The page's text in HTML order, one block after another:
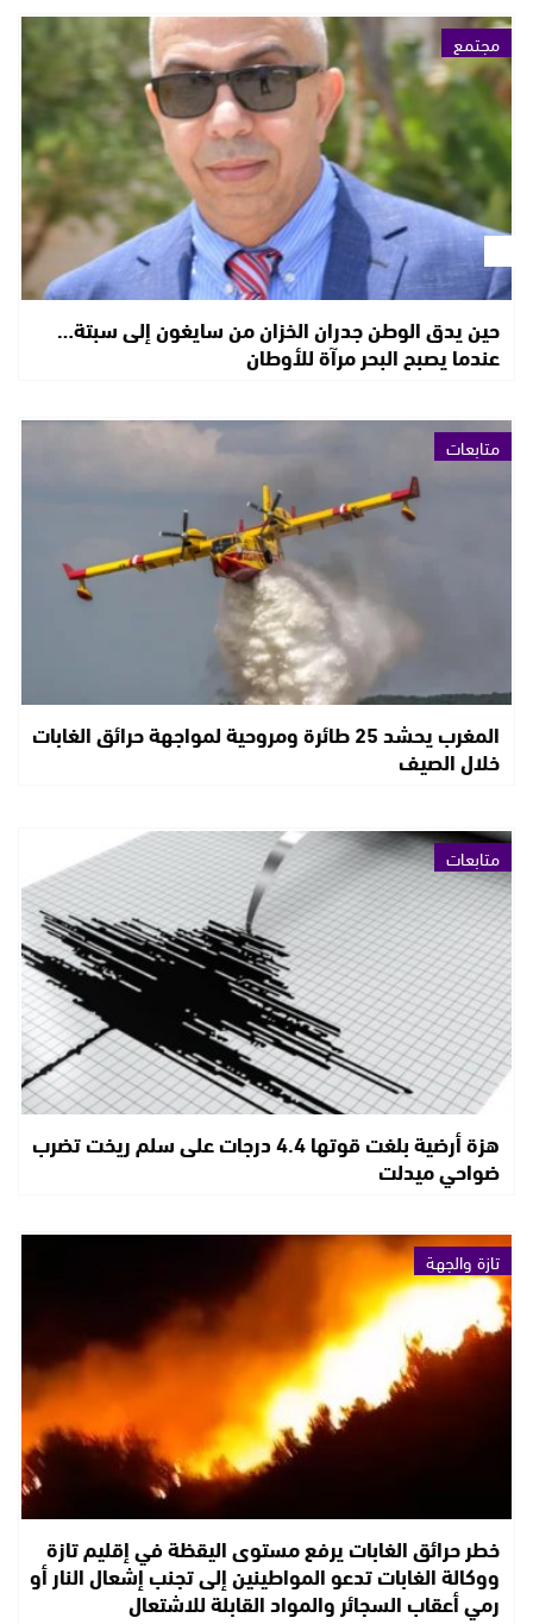
مجتمع
حين يدق الوطن جدران الخزان من سايغون إلى سبتة…
عندما يصبح البحر مرآة للأوطان
متابعات
المغرب يحشد 25 طائرة ومروحية لمواجهة حرائق الغابات
خلال الصيف
متابعات
هزة أرضية بلغت قوتها 4.4 درجات على سلم ريخت تضرب
ضواحي ميدلت
تازة والجهة
خطر حرائق الغابات يرفع مستوى اليقظة في إقليم تازة
ووكالة الغابات تدعو المواطينين إلى تجنب إشعال النار أو
رمي أعقاب السجائر والمواد القابلة للاشتعال